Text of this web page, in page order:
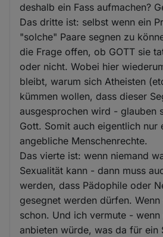
deshalb ein Fass aufmachen?
Das dritte ist: selbst wenn ein
"solche" Paare segnen zu
die Frage offen, ob GOTT sie
oder nicht. Wobei hier
bleibt, warum sich Atheisten
kümmen wollen, dass dieser
ausgesprochen wird - glauben
Gott. Somit auch eigentlich nur
angebliche Menschenrechte.
Das vierte ist: wenn niemand
Sexualität kann - dann muss
werden, dass Pädophile oder
gesegnet werden dürfen.
schon. Und ich vermute -
anbieten würde, was da für ein